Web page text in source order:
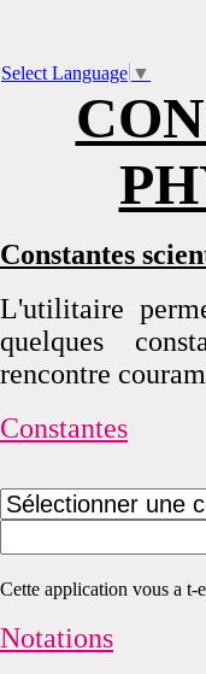
Select Language ▼
Constantes
L'utilitaire
quelques
rencontre
Constantes
Cette application vous a t-
Notations